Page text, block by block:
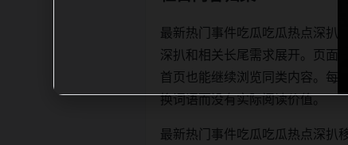
最新热门事件吃瓜吃瓜热点深扒
深扒和相关长尾需求展开。页面
首页也能继续浏览同类内容。每
换词语而没有实际阅读价值。
最新热门事件吃瓜吃瓜热点深扒